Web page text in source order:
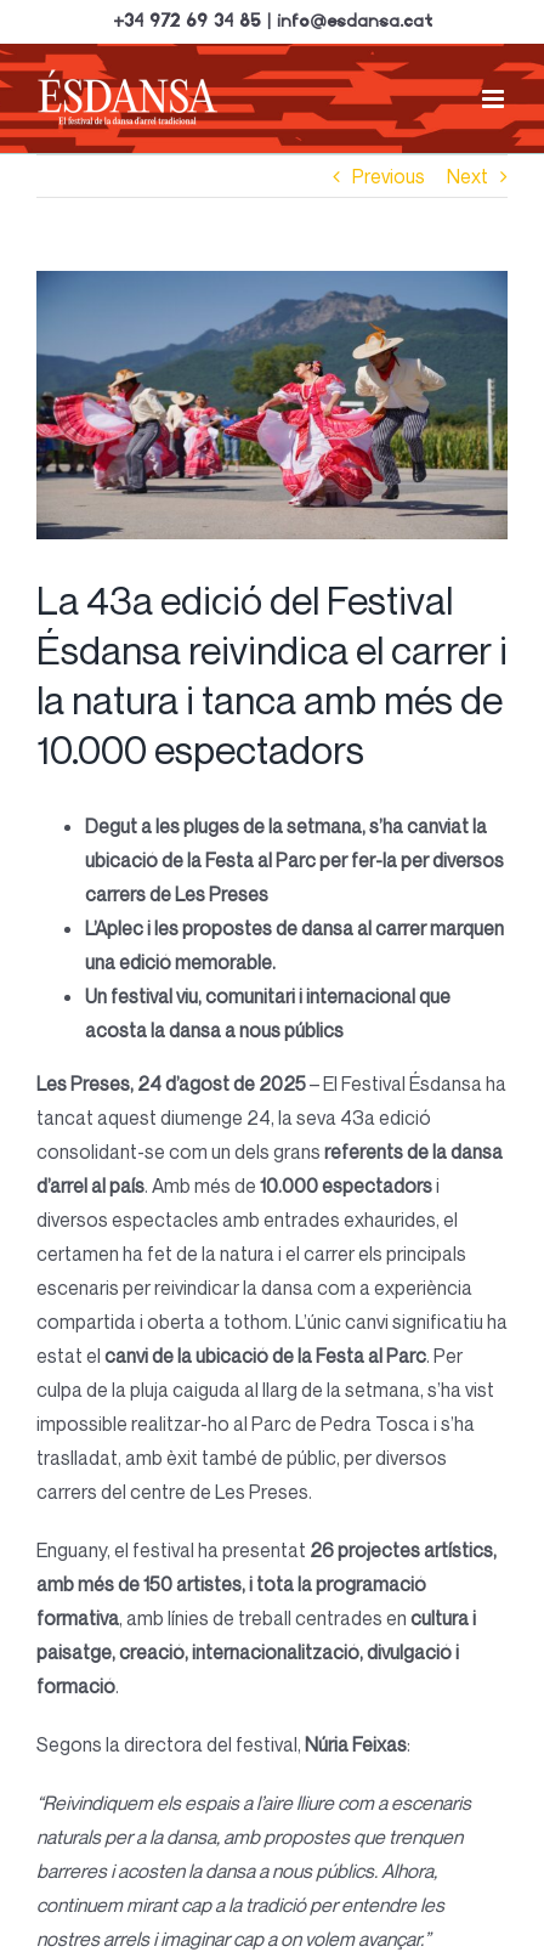
to
content
+34 972 69 34 85 | info@esdansa.cat
Previous Next
Image
La 43a edició del Festival
Ésdansa reivindica el carrer i
la natura i tanca amb més de
10.000 espectadors
Degut a les pluges de la setmana, s’ha canviat la
ubicació de la Festa al Parc per fer-la per diversos
carrers de Les Preses
L’Aplec i les propostes de dansa al carrer marquen
una edició memorable.
Un festival viu, comunitari i internacional que
acosta la dansa a nous públics
Les Preses, 24 d’agost de 2025– El Festival Ésdansa ha
tancat aquest diumenge 24, la seva 43a edició
consolidant-se com un dels grans referents de la dansa
d’arrel al país. Amb més de 10.000 espectadorsi
diversos espectacles amb entrades exhaurides, el
certamen ha fet de la natura i el carrer els principals
escenaris per reivindicar la dansa com a experiència
compartida i oberta a tothom. L’únic canvi significatiu ha
estat el canvi de la ubicació de la Festa al Parc. Per
culpa de la pluja caiguda al llarg de la setmana, s’ha vist
impossible realitzar-ho al Parc de Pedra Tosca i s’ha
traslladat, amb èxit també de públic, per diversos
carrers del centre de Les Preses.
Enguany, el festival ha presentat 26 projectes artístics,
amb més de 150 artistes, i tota la programació
formativa, amb línies de treball centrades en cultura i
paisatge, creació, internacionalització, divulgació i
formació.
Segons la directora del festival, Núria Feixas:
“Reivindiquem els espais a l’aire lliure com a escenaris
naturals per a la dansa, amb propostes que trenquen
barreres i acosten la dansa a nous públics. Alhora,
continuem mirant cap a la tradició per entendre les
nostres arrels i imaginar cap a on volem avançar.”